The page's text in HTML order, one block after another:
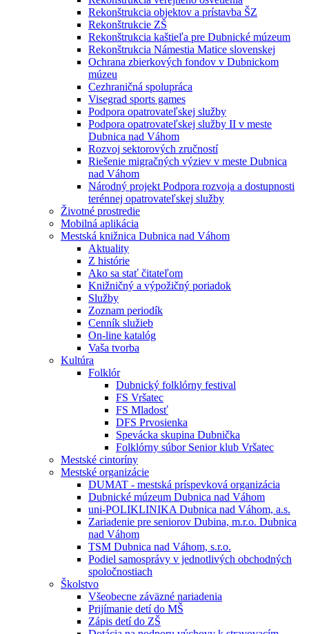
Rekonštrukcia objektov a prístavba ŠZ
Rekonštrukcie ZŠ
Rekonštrukcia kaštieľa pre Dubnické múzeum
Rekonštrukcia Námestia Matice slovenskej
Ochrana zbierkových fondov v Dubnickom
múzeu
Cezhraničná spolupráca
Visegrad sports games
Podpora opatrovateľskej služby
Podpora opatrovateľskej služby II v meste
Dubnica nad Váhom
Rozvoj sektorových zručností
Riešenie migračných výziev v meste Dubnica
nad Váhom
Národný projekt Podpora rozvoja a dostupnosti
terénnej opatrovateľskej služby
Životné prostredie
Mobilná aplikácia
Mestská knižnica Dubnica nad Váhom
Aktuality
Z histórie
Ako sa stať čitateľom
Knižničný a výpožičný poriadok
Služby
Zoznam periodík
Cenník služieb
On-line katalóg
Vaša tvorba
Kultúra
Folklór
Dubnický folklórny festival
FS Vršatec
FS Mladosť
DFS Prvosienka
Spevácka skupina Dubnička
Folklórny súbor Senior klub Vršatec
Mestské cintoríny
Mestské organizácie
DUMAT - mestská príspevková organizácia
Dubnické múzeum Dubnica nad Váhom
uni-POLIKLINIKA Dubnica nad Váhom, a.s.
Zariadenie pre seniorov Dubina, m.r.o. Dubnica
nad Váhom
TSM Dubnica nad Váhom, s.r.o.
Podiel samosprávy v jednotlivých obchodných
spoločnostiach
Školstvo
Všeobecne záväzné nariadenia
Prijímanie detí do MŠ
Zápis detí do ZŠ